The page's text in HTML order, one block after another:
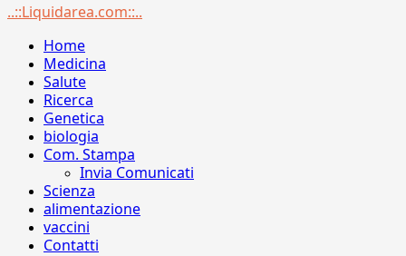
Menu
..::Liquidarea.com::..
Home
Medicina
Salute
Ricerca
Genetica
biologia
Com. Stampa
Invia Comunicati
Scienza
alimentazione
vaccini
Contatti